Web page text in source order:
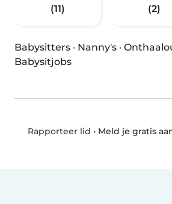
(11) (2)
Babysitters · Nanny's ·
Babysitjobs
Rapporteer lid • Meld je gratis